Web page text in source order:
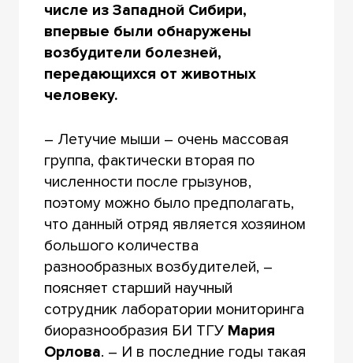
числе из Западной Сибири,
впервые были обнаружены
возбудители болезней,
передающихся от животных
человеку.
– Летучие мыши – очень массовая
группа, фактически вторая по
численности после грызунов,
поэтому можно было предполагать,
что данный отряд является хозяином
большого количества
разнообразных возбудителей, –
поясняет старший научный
сотрудник лаборатории мониторинга
биоразнообразия БИ ТГУМария
Орлова. – И в последние годы такая